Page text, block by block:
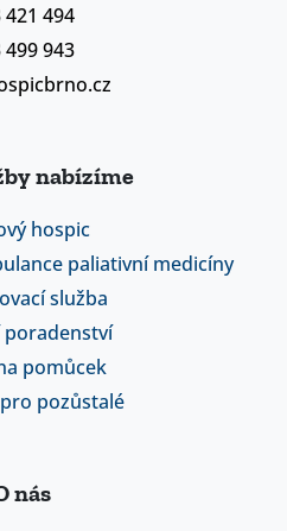
421 494
499 943
nabízíme
hospic
paliativní medicíny
služba
poradenství
pomůcek
pozůstalé
nás